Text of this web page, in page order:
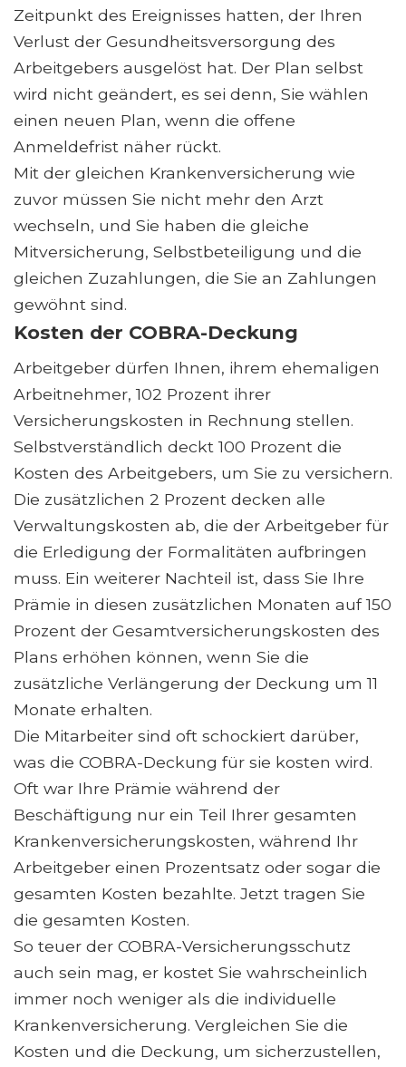
Zeitpunkt des Ereignisses hatten, der Ihren
Verlust der Gesundheitsversorgung des
Arbeitgebers ausgelöst hat. Der Plan selbst
wird nicht geändert, es sei denn, Sie wählen
einen neuen Plan, wenn die offene
Anmeldefrist näher rückt.
Mit der gleichen Krankenversicherung wie
zuvor müssen Sie nicht mehr den Arzt
wechseln, und Sie haben die gleiche
Mitversicherung, Selbstbeteiligung und die
gleichen Zuzahlungen, die Sie an Zahlungen
gewöhnt sind.
Kosten der COBRA-Deckung
Arbeitgeber dürfen Ihnen, ihrem ehemaligen
Arbeitnehmer, 102 Prozent ihrer
Versicherungskosten in Rechnung stellen.
Selbstverständlich deckt 100 Prozent die
Kosten des Arbeitgebers, um Sie zu versichern.
Die zusätzlichen 2 Prozent decken alle
Verwaltungskosten ab, die der Arbeitgeber für
die Erledigung der Formalitäten aufbringen
muss. Ein weiterer Nachteil ist, dass Sie Ihre
Prämie in diesen zusätzlichen Monaten auf 150
Prozent der Gesamtversicherungskosten des
Plans erhöhen können, wenn Sie die
zusätzliche Verlängerung der Deckung um 11
Monate erhalten.
Die Mitarbeiter sind oft schockiert darüber,
was die COBRA-Deckung für sie kosten wird.
Oft war Ihre Prämie während der
Beschäftigung nur ein Teil Ihrer gesamten
Krankenversicherungskosten, während Ihr
Arbeitgeber einen Prozentsatz oder sogar die
gesamten Kosten bezahlte. Jetzt tragen Sie
die gesamten Kosten.
So teuer der COBRA-Versicherungsschutz
auch sein mag, er kostet Sie wahrscheinlich
immer noch weniger als die individuelle
Krankenversicherung. Vergleichen Sie die
Kosten und die Deckung, um sicherzustellen,